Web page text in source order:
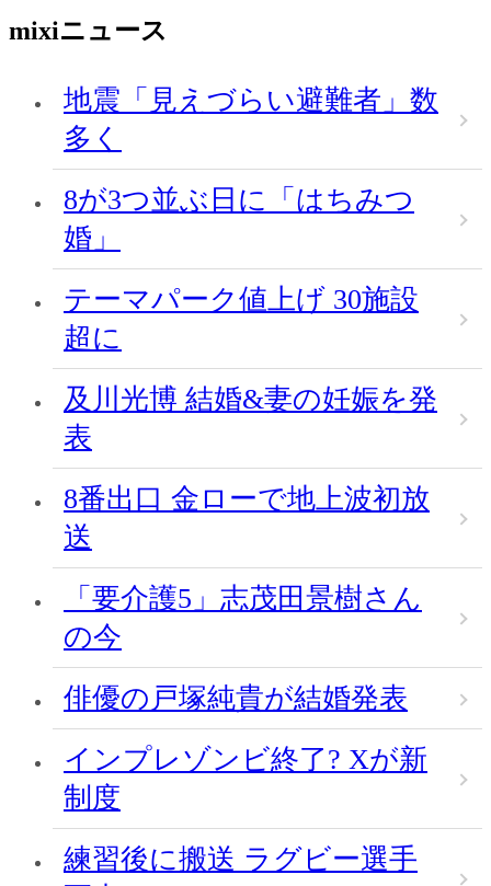
mixiニュース
地震「見えづらい避難者」数
多く
8が3つ並ぶ日に「はちみつ
婚」
テーマパーク値上げ 30施設
超に
及川光博 結婚&妻の妊娠を発
表
8番出口 金ローで地上波初放
送
「要介護5」志茂田景樹さん
の今
俳優の戸塚純貴が結婚発表
インプレゾンビ終了? Xが新
制度
練習後に搬送 ラグビー選手